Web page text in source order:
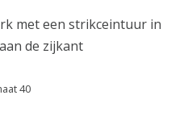
met een strikceintuur in
de zijkant
40